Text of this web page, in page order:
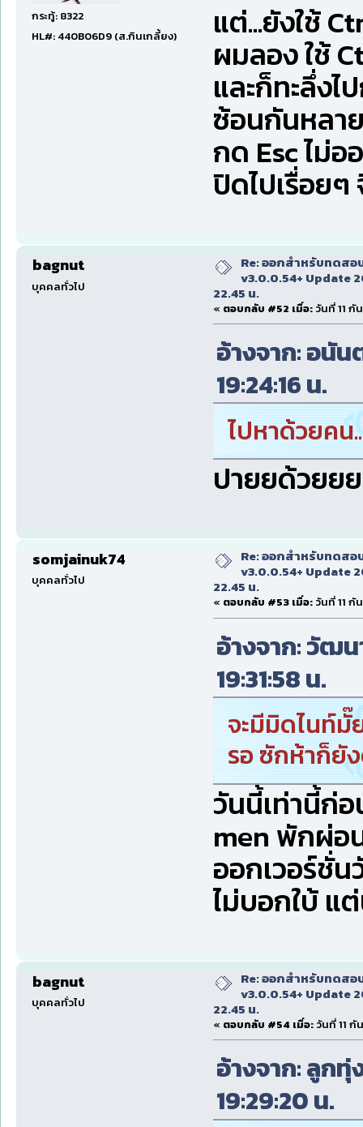
กระทู้: 8322
HL#: 440B06D9 (ส.กินเกลี้ยง)
แต่...ยังใช้
ผมลอง ใช้
และก็ทะลึ่ง
ซ้อนกันหลา
กด Esc ไม่อ
ปิดไปเรื่อย
bagnut
บุคคลทั่วไป
Re: ออกสำหรับทดสอ
v3.0.0.54+ Update
22.45 น.
« ตอบกลับ #52 เมื่อ: วันที่ 11 กั
อ้างจาก: อนั
19:24:16 น.
ไปหาด้วยคน
ปายยด้วยย
somjainuk74
บุคคลทั่วไป
Re: ออกสำหรับทดสอ
v3.0.0.54+ Update
22.45 น.
« ตอบกลับ #53 เมื่อ: วันที่ 11 กั
อ้างจาก: วัฒ
19:31:58 น.
จะมีมิดไนท์มั๊
รอ ซักห้าก็ยัง
วันนี้เท่านี้ก่
men พักผ่อ
ออกเวอร์ชั่
ไม่บอกใบ้ แ
bagnut
บุคคลทั่วไป
Re: ออกสำหรับทดสอ
v3.0.0.54+ Update
22.45 น.
« ตอบกลับ #54 เมื่อ: วันที่ 11 กั
อ้างจาก: ลูก
19:29:20 น.